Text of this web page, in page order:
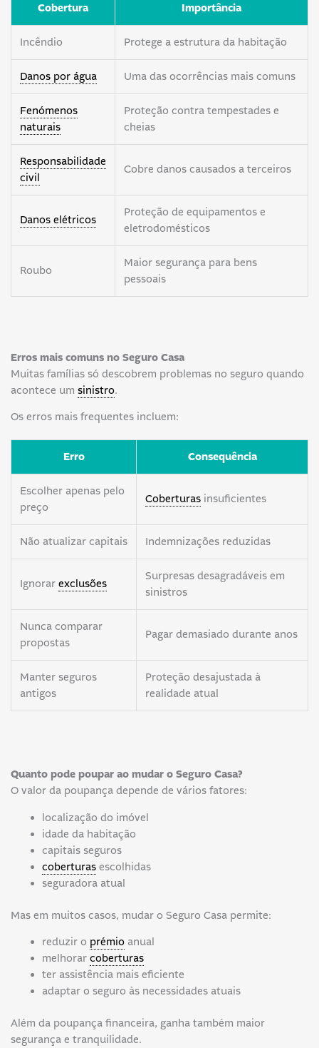
Cobertura Importância
Incêndio Protege a estrutura da habitação
Danos por água Uma das ocorrências mais comuns
Fenómenos
naturais
Proteção contra tempestades e
cheias
Responsabilidade
civil
Cobre danos causados a terceiros
Danos elétricos
Proteção de equipamentos e
eletrodomésticos
Roubo
Maior segurança para bens
pessoais
Erros mais comuns no Seguro Casa
Muitas famílias só descobrem problemas no seguro quando
acontece um sinistro.
Os erros mais frequentes incluem:
Erro Consequência
Escolher apenas pelo
preço
Coberturas insuficientes
Não atualizar capitais Indemnizações reduzidas
Ignorar exclusões
Surpresas desagradáveis em
sinistros
Nunca comparar
propostas
Pagar demasiado durante anos
Manter seguros
antigos
Proteção desajustada à
realidade atual
Quanto pode poupar ao mudar o Seguro Casa?
O valor da poupança depende de vários fatores:
localização do imóvel
idade da habitação
capitais seguros
coberturasescolhidas
seguradora atual
Mas em muitos casos, mudar o Seguro Casa permite:
reduzir o prémioanual
melhorar coberturas
ter assistência mais eficiente
adaptar o seguro às necessidades atuais
Além da poupança financeira, ganha também maior
segurança e tranquilidade.